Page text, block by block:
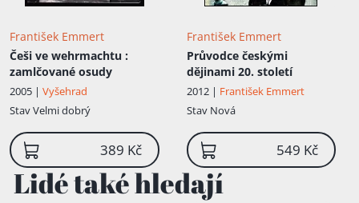
František Emmert
Češi ve wehrmachtu :
zamlčované osudy
2005 | Vyšehrad
StavVelmi dobrý
389 Kč
František Emmert
Průvodce českými
dějinami 20. století
2012 | František Emmert
Stav Nová
549 Kč
Lidé také hledají